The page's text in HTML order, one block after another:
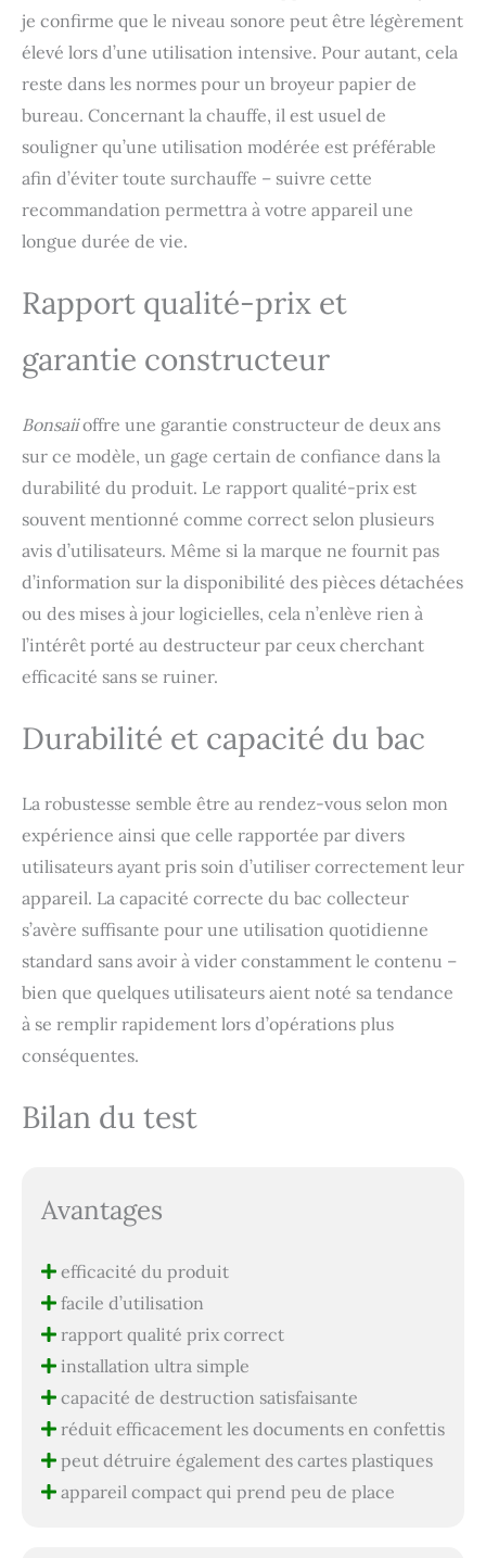
je confirme que le niveau sonore peut être légèrement
élevé lors d’une utilisation intensive. Pour autant, cela
reste dans les normes pour un broyeur papier de
bureau. Concernant la chauffe, il est usuel de
souligner qu’une utilisation modérée est préférable
afin d’éviter toute surchauffe – suivre cette
recommandation permettra à votre appareil une
longue durée de vie.
Rapport qualité-prix et
garantie constructeur
Bonsaiioffre une garantie constructeur de deux ans
sur ce modèle, un gage certain de confiance dans la
durabilité du produit. Le rapport qualité-prix est
souvent mentionné comme correct selon plusieurs
avis d’utilisateurs. Même si la marque ne fournit pas
d’information sur la disponibilité des pièces détachées
ou des mises à jour logicielles, cela n’enlève rien à
l’intérêt porté au destructeur par ceux cherchant
efficacité sans se ruiner.
Durabilité et capacité du bac
La robustesse semble être au rendez-vous selon mon
expérience ainsi que celle rapportée par divers
utilisateurs ayant pris soin d’utiliser correctement leur
appareil. La capacité correcte du bac collecteur
s’avère suffisante pour une utilisation quotidienne
standard sans avoir à vider constamment le contenu –
bien que quelques utilisateurs aient noté sa tendance
à se remplir rapidement lors d’opérations plus
conséquentes.
Bilan du test
Avantages
efficacité du produit
facile d’utilisation
rapport qualité prix correct
installation ultra simple
capacité de destruction satisfaisante
réduit efficacement les documents en confettis
peut détruire également des cartes plastiques
appareil compact qui prend peu de place